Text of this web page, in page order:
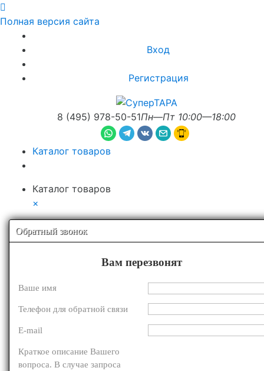
Полная версия сайта
Вход
Регистрация
8 (495) 978-50-51Пн—Пт 10:00—18:00
Каталог товаров
Каталог товаров
×
Обратный звонок
Вам перезвонят
Ваше имя
Телефон для обратной связи
E-mail
Краткое описание Вашего
вопроса. В случае запроса